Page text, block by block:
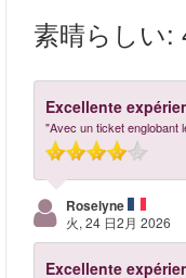
素晴らしい:
Excellente
"Avec un ticket englobant
Roselyne
火, 24 日2月 2026
Excellente